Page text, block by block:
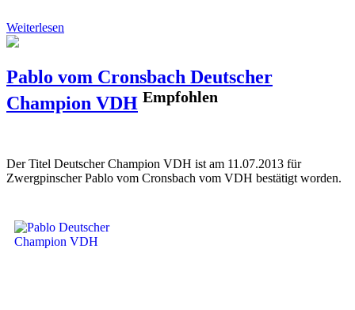
Weiterlesen
Pablo vom Cronsbach Deutscher
Champion VDH Empfohlen
Der Titel Deutscher Champion VDH ist am 11.07.2013 für
Zwergpinscher Pablo vom Cronsbach vom VDH bestätigt worden.